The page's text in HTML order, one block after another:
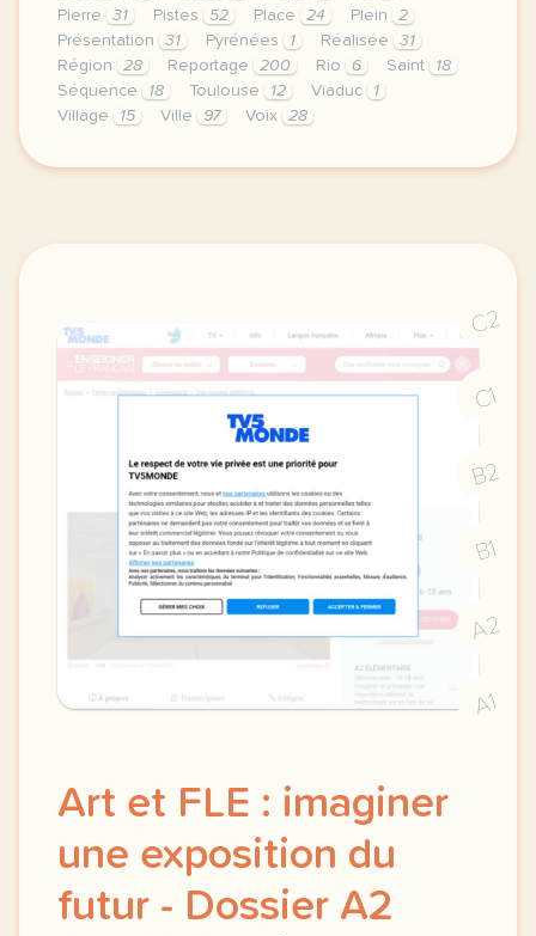
Pierre
31 Pistes 52 Place 24 Plein
2
Présentation
31 Pyrénées 1 Réalisée
31
Région
28 Reportage 200 Rio 6 Saint
18
Séquence
18 Toulouse 12 Viaduc
1
Village
15 Ville 97 Voix 28
le respect de votre vie privee est une priorite
C2
C1
B2
B1
A2
A1
Art et FLE : imaginer
une exposition du
futur - Dossier A2